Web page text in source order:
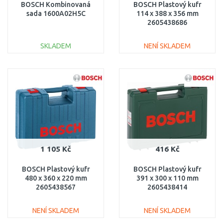
BOSCH Kombinovaná
sada 1600A02H5C
SKLADEM
Porovnat
BOSCH Plastový kufr
114 x 388 x 356 mm
2605438686
NENÍ SKLADEM
Porovnat
1 105 Kč
BOSCH Plastový kufr
480 x 360 x 220 mm
2605438567
NENÍ SKLADEM
416 Kč
BOSCH Plastový kufr
391 x 300 x 110 mm
2605438414
NENÍ SKLADEM